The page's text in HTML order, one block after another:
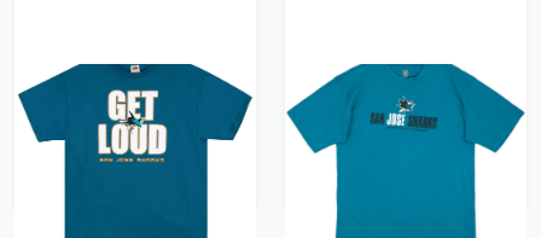
2010s San Jose Sharks
Graphic Tee XL
209 kr / £23.99
2010-11 San Jose
Sharks NHL Graphic
Tee - 8/10 - (L)
209 kr / £23.99